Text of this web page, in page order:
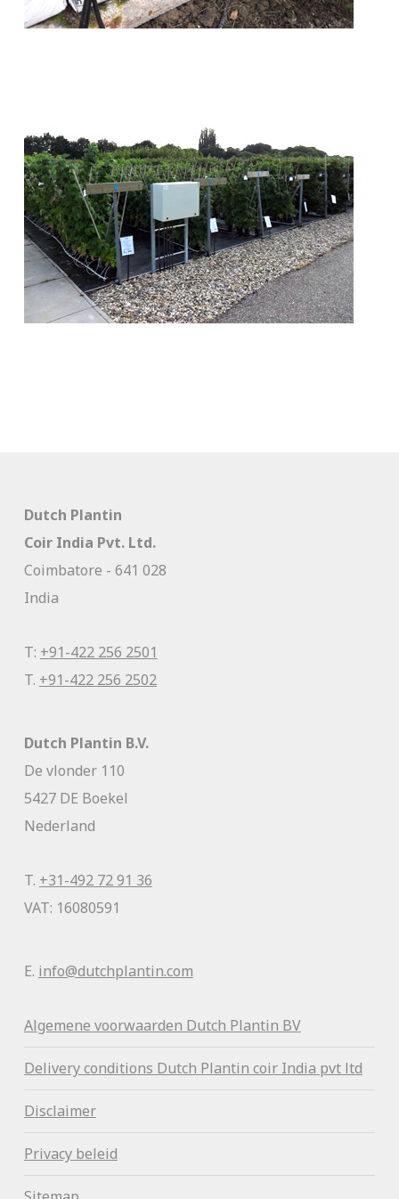
Dutch Plantin
Coir India Pvt. Ltd.
Coimbatore - 641 028
India
T: +91-422 256 2501
T. +91-422 256 2502
Dutch Plantin B.V.
De vlonder 110
5427 DE Boekel
Nederland
T. +31-492 72 91 36
VAT: 16080591
E. info@dutchplantin.com
Algemene voorwaarden Dutch Plantin BV
Delivery conditions Dutch Plantin coir India pvt ltd
Disclaimer
Privacy beleid